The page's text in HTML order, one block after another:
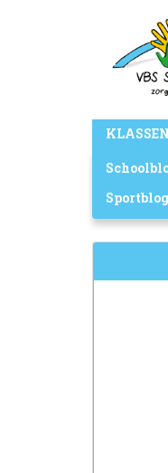
Main
menu
KLASSEN
Sportblog